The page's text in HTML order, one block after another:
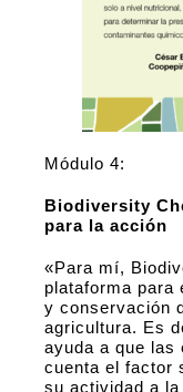
Módulo 4:
Biodiversity
para la acción
«Para mí,
plataforma para
y conservación
agricultura. Es
ayuda a que las
cuenta el factor
su actividad a